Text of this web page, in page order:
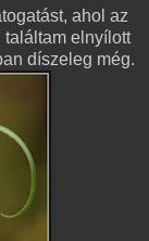
ahol az
találtam elnyílott
díszeleg még.